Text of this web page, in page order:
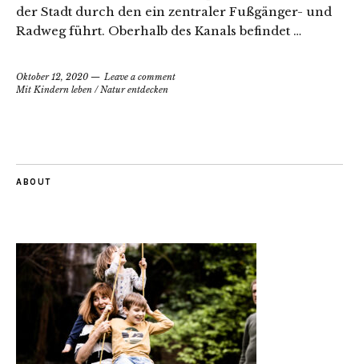
der Stadt durch den ein zentraler Fußgänger- und
Radweg führt. Oberhalb des Kanals befindet …
Oktober 12, 2020
Leave a comment
Mit Kindern leben /Natur entdecken
ABOUT